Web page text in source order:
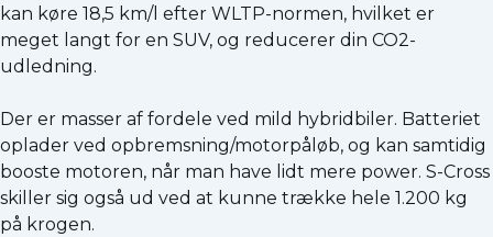
kan køre 18,5 km/l efter WLTP-normen, hvilket er
meget langt for en SUV, og reducerer din CO2-
udledning.
Der er masser af fordele ved mild hybridbiler. Batteriet
oplader ved opbremsning/motorpåløb, og kan samtidig
booste motoren, når man have lidt mere power. S-Cross
skiller sig også ud ved at kunne trække hele 1.200 kg
på krogen.